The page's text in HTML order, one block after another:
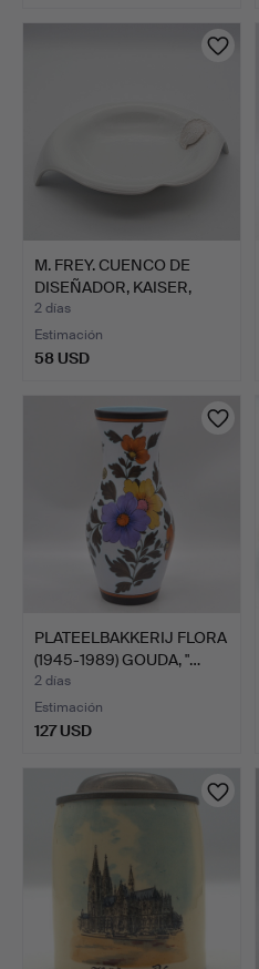
M. FREY. CUENCO DE
DISEÑADOR, KAISER,
FIRM…
2 días
Estimación
58 USD
PLATEELBAKKERIJ FLORA
(1945-1989) GOUDA, "…
2 días
Estimación
127 USD